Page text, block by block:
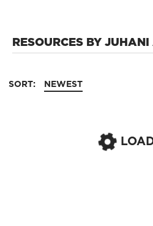
RESOURCES BY
SORT: NEWEST